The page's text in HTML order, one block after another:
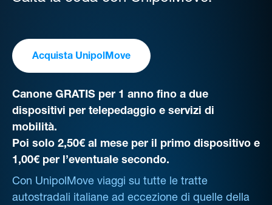
Acquista UnipolMove
Canone GRATIS per 1 anno fino a due
dispositivi per telepedaggio e servizi di
mobilità.
Poi solo 2,50€ al mese per il primo dispositivo e
1,00€ per l’eventuale secondo.
Con UnipolMove viaggi su tutte le tratte
autostradali italiane ad eccezione di quelle della